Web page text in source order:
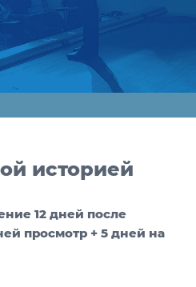
историей
12 дней после
просмотр + 5 дней на